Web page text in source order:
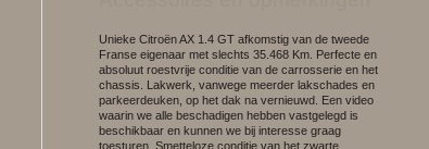
Unieke Citroën AX 1.4 GT afkomstig van de tweede
Franse eigenaar met slechts 35.468 Km. Perfecte en
absoluut roestvrije conditie van de carrosserie en het
chassis. Lakwerk, vanwege meerder lakschades en
parkeerdeuken, op het dak na vernieuwd. Een video
waarin we alle beschadigen hebben vastgelegd is
beschikbaar en kunnen we bij interesse graag
toesturen. Smetteloze conditie van het zwarte